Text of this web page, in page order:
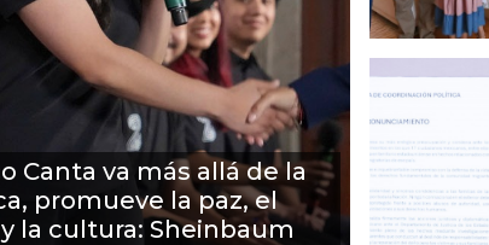
Canta va más allá de la
promueve la paz, el
la cultura: Sheinbaum